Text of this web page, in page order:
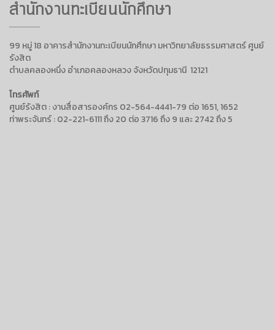
สำนักงานทะเบียนนักศึกษา
99 หมู่ 18 อาคารสำนักงานทะเบียนนักศึกษา มหาวิทยาลัยธรรมศาสตร์ ศูนย์
รังสิต
ตำบลคลองหนึ่ง อำเภอคลองหลวง จังหวัดปทุมธานี 12121
โทรศัพท์
ศูนย์รังสิต : งานสื่อสารองค์กร 02-564-4441-79 ต่อ 1651, 1652
ท่าพระจันทร์ : 02-221-6111 ถึง 20 ต่อ 3716 ถึง 9 และ 2742 ถึง 5